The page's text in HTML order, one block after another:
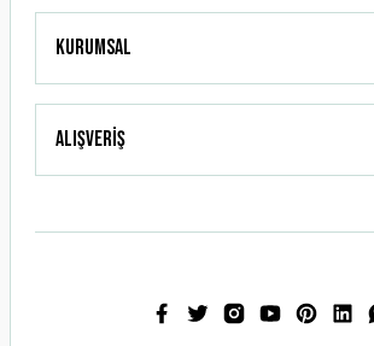
Gönder
Kurumsal
Alışveriş